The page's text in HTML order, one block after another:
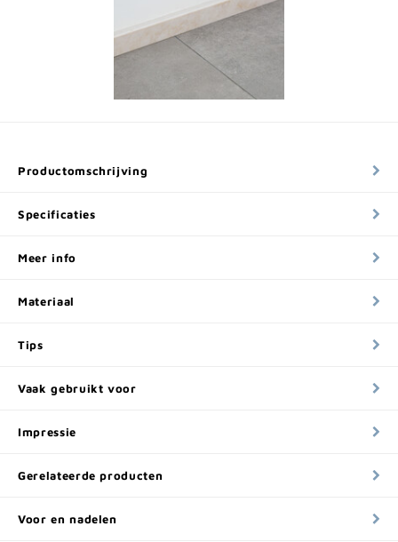
Productomschrijving
Specificaties
Meer info
Materiaal
Tips
Vaak gebruikt voor
Impressie
Gerelateerde producten
Voor en nadelen